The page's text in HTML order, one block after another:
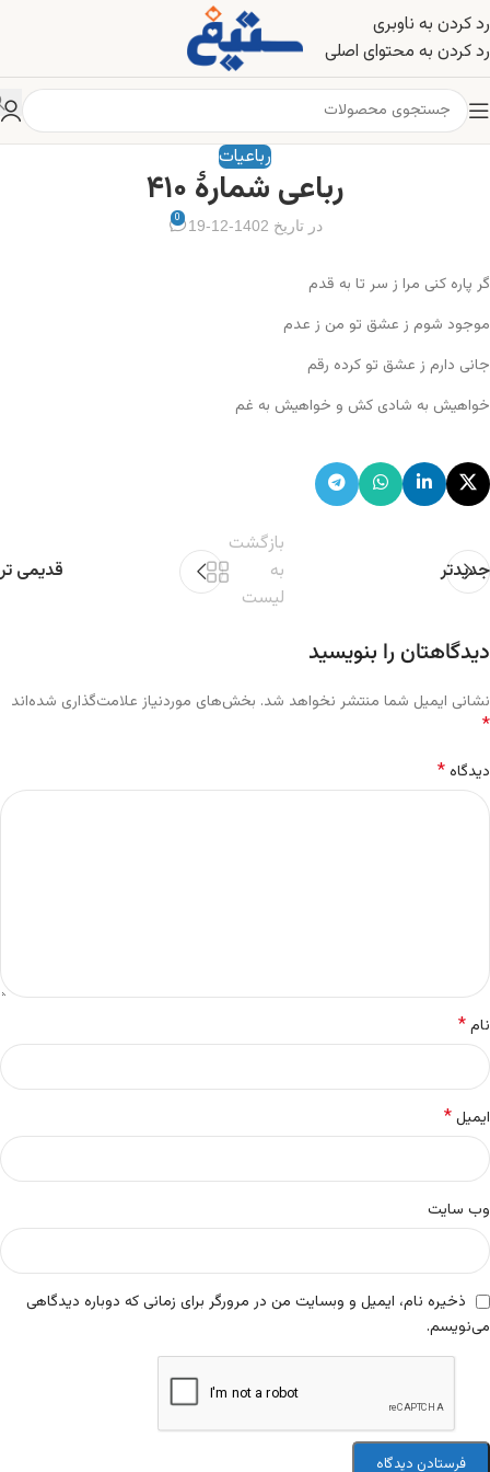
رد کردن به ناوبری
رد کردن به محتوای اصلی
رباعیات
رباعی شمارهٔ ۴۱۰
در تاریخ 1402-12-19 0
گر پاره کنی مرا ز سر تا به قدم
موجود شوم ز عشق تو من ز عدم
جانی دارم ز عشق تو کرده رقم
خواهیش به شادی کش و خواهیش به غم
جدیدتر
بازگشت
به
لیست
قدیمی تر
دیدگاهتان را بنویسید
نشانی ایمیل شما منتشر نخواهد شد. بخش‌های موردنیاز علامت‌گذاری شده‌اند
*
دیدگاه*
نام*
ایمیل*
وب‌ سایت
ذخیره نام، ایمیل و وبسایت من در مرورگر برای زمانی که دوباره دیدگاهی
می‌نویسم.